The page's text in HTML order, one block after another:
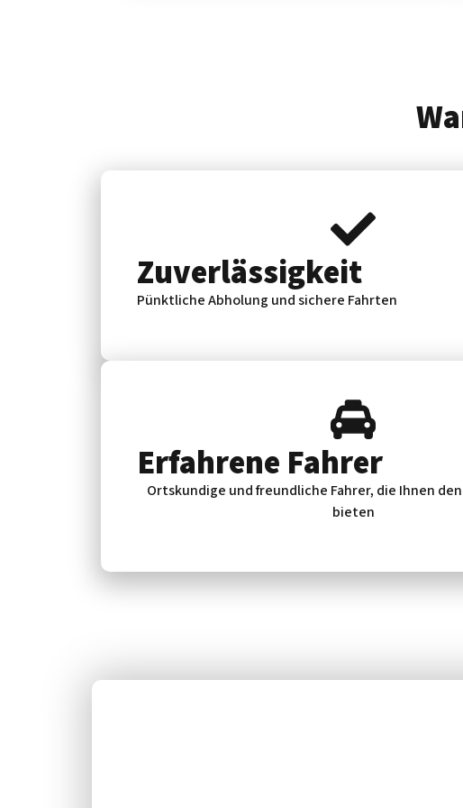
Zuverlässig­keit
Pünktliche Abholung und sichere Fahrten
Erfahrene Fahrer
Ortskundige und freundliche Fahrer, die Ihnen
bieten